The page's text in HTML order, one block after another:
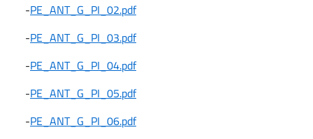
-PE_ANT_G_PI_02.pdf
-PE_ANT_G_PI_03.pdf
-PE_ANT_G_PI_04.pdf
-PE_ANT_G_PI_05.pdf
-PE_ANT_G_PI_06.pdf